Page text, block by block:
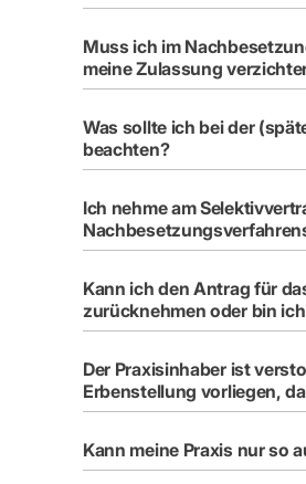
Muss ich im
meine Zulassung
Was sollte ich bei der
beachten?
Ich nehme am
Kann ich den Antrag für
zurücknehmen oder bin
Der Praxisinhaber ist
Erbenstellung vorliegen,
Kann meine Praxis nur so